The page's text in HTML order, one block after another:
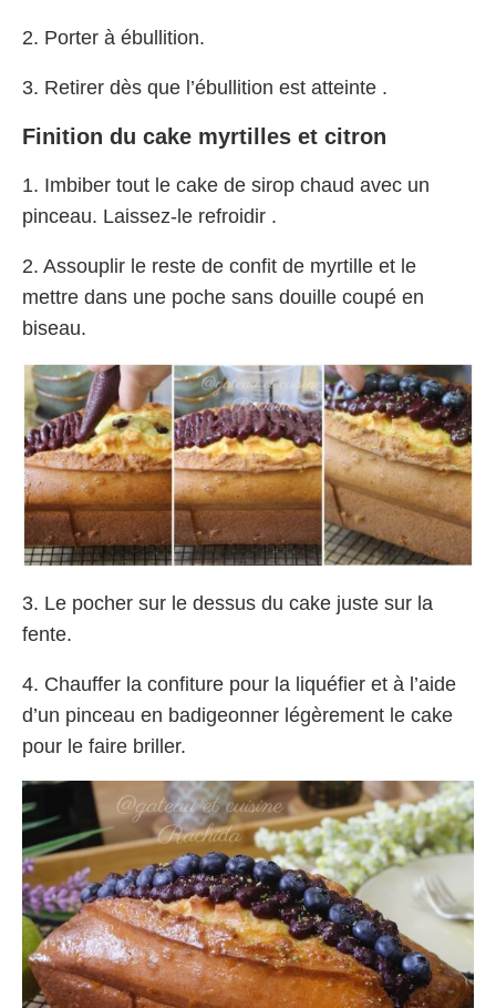
2. Porter à ébullition.
3. Retirer dès que l’ébullition est atteinte .
Finition du cake myrtilles et citron
1. Imbiber tout le cake de sirop chaud avec un
pinceau. Laissez-le refroidir .
2. Assouplir le reste de confit de myrtille et le
mettre dans une poche sans douille coupé en
biseau.
3. Le pocher sur le dessus du cake juste sur la
fente.
4. Chauffer la confiture pour la liquéfier et à l’aide
d’un pinceau en badigeonner légèrement le cake
pour le faire briller.